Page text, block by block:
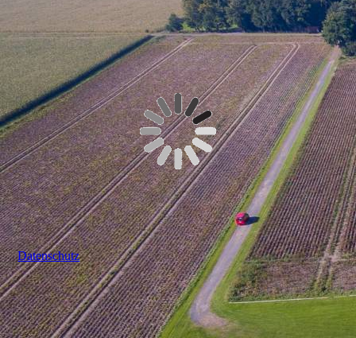
Datenschutz